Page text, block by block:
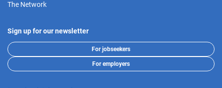
The Network
Sign up for our newsletter
For jobseekers
For employers